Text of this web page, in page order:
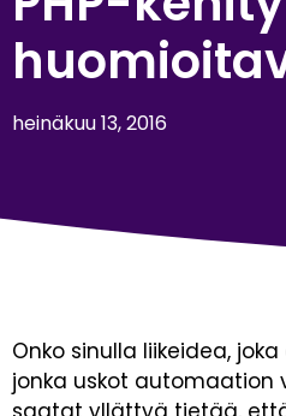
heinäkuu 13, 2016
Onko sinulla liikeidea,
jonka uskot automaation